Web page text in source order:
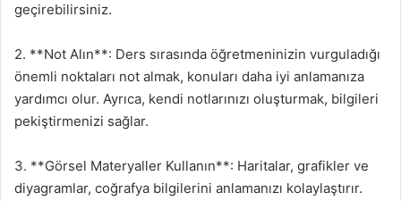
geçirebilirsiniz.
2. **Not Alın**: Ders sırasında öğretmeninizin vurguladığı
önemli noktaları not almak, konuları daha iyi anlamanıza
yardımcı olur. Ayrıca, kendi notlarınızı oluşturmak, bilgileri
pekiştirmenizi sağlar.
3. **Görsel Materyaller Kullanın**: Haritalar, grafikler ve
diyagramlar, coğrafya bilgilerini anlamanızı kolaylaştırır.